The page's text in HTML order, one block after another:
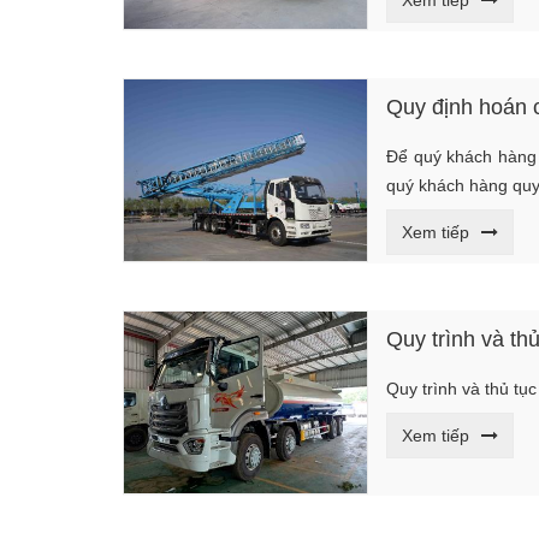
Quy định hoán
Để quý khách
quý khách hàng
Xem tiếp
Quy trình và
Quy trình và thủ
Xem tiếp